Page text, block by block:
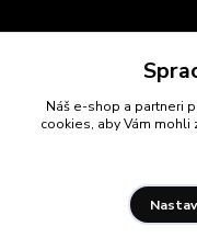
Náš e-shop a partneri
cookies, aby Vám mohli